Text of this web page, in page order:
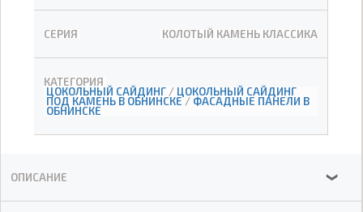
СЕРИЯ КОЛОТЫЙ КАМЕНЬ КЛАССИКА
КАТЕГОРИЯ
ЦОКОЛЬНЫЙ САЙДИНГ / ЦОКОЛЬНЫЙ САЙДИНГ
ПОД КАМЕНЬ В ОБНИНСКЕ/ ФАСАДНЫЕ ПАНЕЛИ В
ОБНИНСКЕ
ОПИСАНИЕ ❯